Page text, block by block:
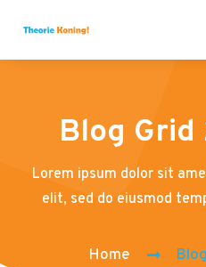
Blog Grid
Lorem ipsum dolor sit
elit, sed do eiusmod
Home